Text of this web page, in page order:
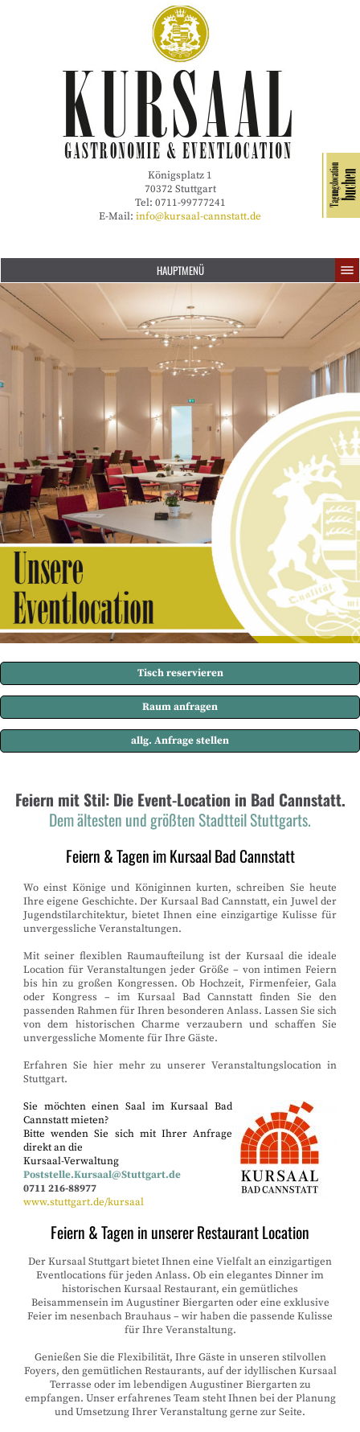
Königsplatz 1
70372 Stuttgart
Tel: 0711-99777241
E-Mail: info@kursaal-cannstatt.de
HAUPTMENÜ
Tisch reservieren
Raum anfragen
allg. Anfrage stellen
Feiern mit Stil: Die Event-Location in Bad Cannstatt.
Dem ältesten und größten Stadtteil Stuttgarts.
Feiern & Tagen im Kursaal Bad Cannstatt
Wo einst Könige und Königinnen kurten, schreiben Sie heute
Ihre eigene Geschichte. Der Kursaal Bad Cannstatt, ein Juwel der
Jugendstilarchitektur, bietet Ihnen eine einzigartige Kulisse für
unvergessliche Veranstaltungen.
Mit seiner flexiblen Raumaufteilung ist der Kursaal die ideale
Location für Veranstaltungen jeder Größe – von intimen Feiern
bis hin zu großen Kongressen. Ob Hochzeit, Firmenfeier, Gala
oder Kongress – im Kursaal Bad Cannstatt finden Sie den
passenden Rahmen für Ihren besonderen Anlass. Lassen Sie sich
von dem historischen Charme verzaubern und schaffen Sie
unvergessliche Momente für Ihre Gäste.
Erfahren Sie hier mehr zu unserer Veranstaltungslocation in
Stuttgart.
Sie möchten einen Saal im Kursaal Bad
Cannstatt mieten?
Bitte wenden Sie sich mit Ihrer Anfrage
direkt an die
Kursaal-Verwaltung
Poststelle.Kursaal@Stuttgart.de
0711 216-88977
www.stuttgart.de/kursaal
Feiern & Tagen in unserer Restaurant Location
Der Kursaal Stuttgart bietet Ihnen eine Vielfalt an einzigartigen
Eventlocations für jeden Anlass. Ob ein elegantes Dinner im
historischen Kursaal Restaurant, ein gemütliches
Beisammensein im Augustiner Biergarten oder eine exklusive
Feier im nesenbach Brauhaus – wir haben die passende Kulisse
für Ihre Veranstaltung.
Genießen Sie die Flexibilität, Ihre Gäste in unseren stilvollen
Foyers, den gemütlichen Restaurants, auf der idyllischen Kursaal
Terrasse oder im lebendigen Augustiner Biergarten zu
empfangen. Unser erfahrenes Team steht Ihnen bei der Planung
und Umsetzung Ihrer Veranstaltung gerne zur Seite.